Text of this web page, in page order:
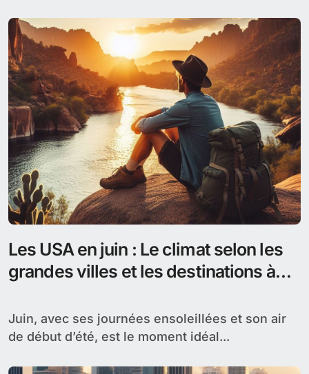
Les USA en juin : Le climat selon les
grandes villes et les destinations à
Juin, avec ses journées ensoleillées et son air
de début d’été, est le moment idéal...